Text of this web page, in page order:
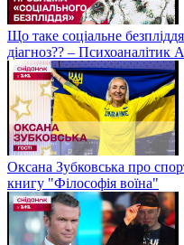
Що таке соціальне
діагноз?? –
Оксана Зубковська про
книгу "Філософія воїна"